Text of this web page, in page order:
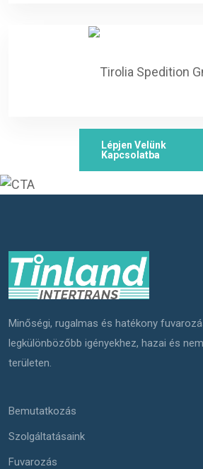
Lépjen Velünk
Kapcsolatba
Minőségi, rugalmas és hatékony
legkülönbözőbb igényekhez, hazai és
területen.
Bemutatkozás
Szolgáltatásaink
Fuvarozás